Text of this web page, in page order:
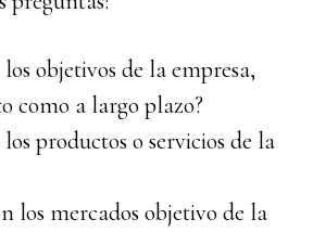
los objetivos de la empresa,
como a largo plazo?
los productos o servicios de la
los mercados objetivo de la